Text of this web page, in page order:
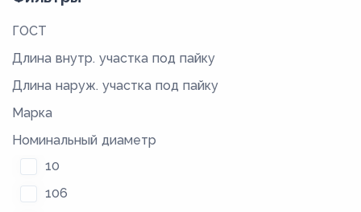
ГОСТ
Длина внутр. участка под пайку
Длина наруж. участка под пайку
Марка
Номинальный диаметр
10
106